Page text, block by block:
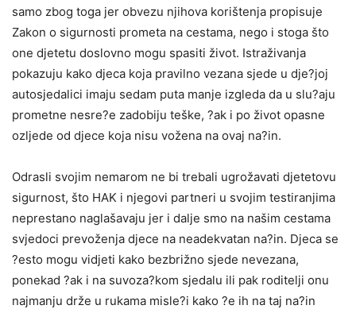
samo zbog toga jer obvezu njihova korištenja propisuje
Zakon o sigurnosti prometa na cestama, nego i stoga što
one djetetu doslovno mogu spasiti život. Istraživanja
pokazuju kako djeca koja pravilno vezana sjede u dje?joj
autosjedalici imaju sedam puta manje izgleda da u slu?aju
prometne nesre?e zadobiju teške, ?ak i po život opasne
ozljede od djece koja nisu vožena na ovaj na?in.
Odrasli svojim nemarom ne bi trebali ugrožavati djetetovu
sigurnost, što HAK i njegovi partneri u svojim testiranjima
neprestano naglašavaju jer i dalje smo na našim cestama
svjedoci prevoženja djece na neadekvatan na?in. Djeca se
?esto mogu vidjeti kako bezbrižno sjede nevezana,
ponekad ?ak i na suvoza?kom sjedalu ili pak roditelji onu
najmanju drže u rukama misle?i kako ?e ih na taj na?in